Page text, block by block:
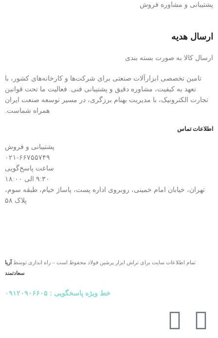
پشتیبانی و مشاوره فروش
ارسال هدیه
ارسال کالا به صورت بسته بندی
تامین تخصصی ابزارآلات صنعتی برای شرکت‌ها و کارخانه‌های کشور، با
تعهد به کیفیت، مشاوره دقیق و پشتیبانی فنی. فعالیت ما تحت قوانین
تجارت الکترونیک، با مدیریت بهنام برزگری، در مسیر توسعه صنعت ایران
همراه شماست.
اطلاعات تماس
پشتیبانی و فروش
۰۲۱-۶۶۷۵۵۷۴۹
ساعت پاسخ‌گویی
۹:۳۰ الی ۱۸:۰۰
تهران، خیابان امام خمینی، روبروی اداره پست، پاساژ خیام، طبقه سوم،
پلاک ۵۸
تمام اطلاعات سایت برای تراش ابزار پرشین فولاد محفوظ است – راه اندازی توسط آریا
سعادتمند
خط ویژه پاسخگویی : ۰۹۱۲۰۹۰۶۶۰۵